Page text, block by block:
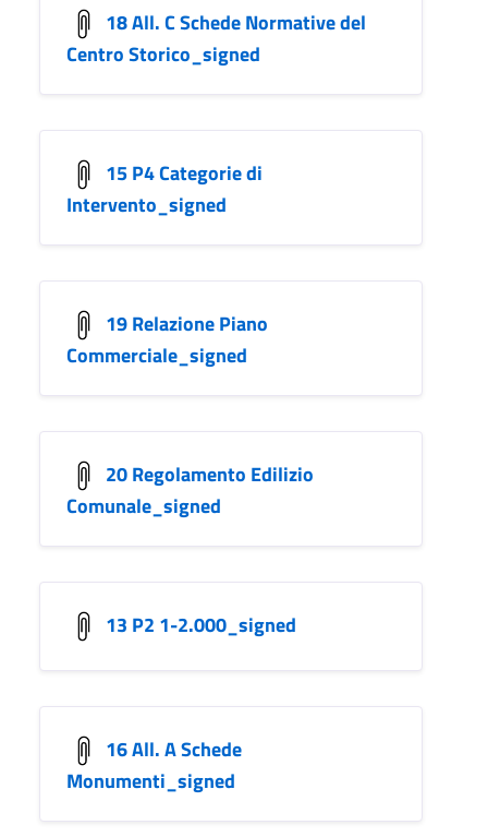
18 All. C Schede Normative del
Centro Storico_signed
15 P4 Categorie di
Intervento_signed
19 Relazione Piano
Commerciale_signed
20 Regolamento Edilizio
Comunale_signed
13 P2 1-2.000_signed
16 All. A Schede
Monumenti_signed